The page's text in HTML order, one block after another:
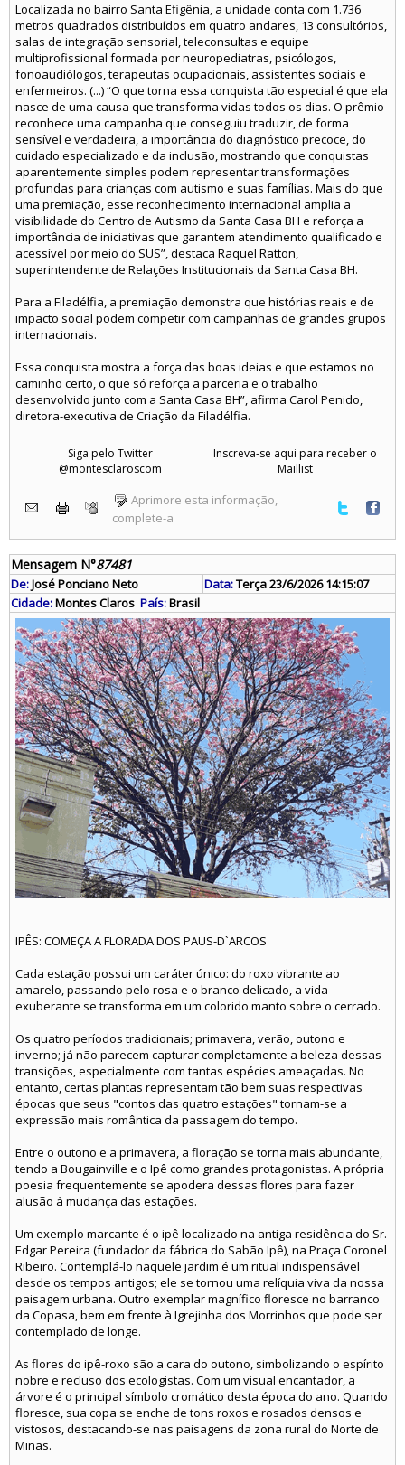
Localizada no bairro Santa Efigênia, a unidade conta com 1.736
metros quadrados distribuídos em quatro andares, 13 consultórios,
salas de integração sensorial, teleconsultas e equipe
multiprofissional formada por neuropediatras, psicólogos,
fonoaudiólogos, terapeutas ocupacionais, assistentes sociais e
enfermeiros. (...) “O que torna essa conquista tão especial é que ela
nasce de uma causa que transforma vidas todos os dias. O prêmio
reconhece uma campanha que conseguiu traduzir, de forma
sensível e verdadeira, a importância do diagnóstico precoce, do
cuidado especializado e da inclusão, mostrando que conquistas
aparentemente simples podem representar transformações
profundas para crianças com autismo e suas famílias. Mais do que
uma premiação, esse reconhecimento internacional amplia a
visibilidade do Centro de Autismo da Santa Casa BH e reforça a
importância de iniciativas que garantem atendimento qualificado e
acessível por meio do SUS”, destaca Raquel Ratton,
superintendente de Relações Institucionais da Santa Casa BH.
Para a Filadélfia, a premiação demonstra que histórias reais e de
impacto social podem competir com campanhas de grandes grupos
internacionais.
Essa conquista mostra a força das boas ideias e que estamos no
caminho certo, o que só reforça a parceria e o trabalho
desenvolvido junto com a Santa Casa BH”, afirma Carol Penido,
diretora-executiva de Criação da Filadélfia.
Siga pelo Twitter
@montesclaroscom
Inscreva-se aqui para receber o
Maillist
Aprimore esta informação,
complete-a
Mensagem N°87481
De:José Ponciano Neto Data:Terça 23/6/2026 14:15:07
Cidade:Montes Claros País:Brasil
IPÊS: COMEÇA A FLORADA DOS PAUS-D`ARCOS
Cada estação possui um caráter único: do roxo vibrante ao
amarelo, passando pelo rosa e o branco delicado, a vida
exuberante se transforma em um colorido manto sobre o cerrado.
Os quatro períodos tradicionais; primavera, verão, outono e
inverno; já não parecem capturar completamente a beleza dessas
transições, especialmente com tantas espécies ameaçadas. No
entanto, certas plantas representam tão bem suas respectivas
épocas que seus "contos das quatro estações" tornam-se a
expressão mais romântica da passagem do tempo.
Entre o outono e a primavera, a floração se torna mais abundante,
tendo a Bougainville e o Ipê como grandes protagonistas. A própria
poesia frequentemente se apodera dessas flores para fazer
alusão à mudança das estações.
Um exemplo marcante é o ipê localizado na antiga residência do Sr.
Edgar Pereira (fundador da fábrica do Sabão Ipê), na Praça Coronel
Ribeiro. Contemplá-lo naquele jardim é um ritual indispensável
desde os tempos antigos; ele se tornou uma relíquia viva da nossa
paisagem urbana. Outro exemplar magnífico floresce no barranco
da Copasa, bem em frente à Igrejinha dos Morrinhos que pode ser
contemplado de longe.
As flores do ipê-roxo são a cara do outono, simbolizando o espírito
nobre e recluso dos ecologistas. Com um visual encantador, a
árvore é o principal símbolo cromático desta época do ano. Quando
floresce, sua copa se enche de tons roxos e rosados densos e
vistosos, destacando-se nas paisagens da zona rural do Norte de
Minas.